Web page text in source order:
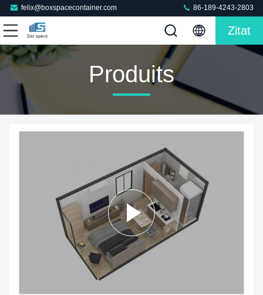
felix@boxspacecontainer.com 86-189-4243-2803
Zitat
Produits